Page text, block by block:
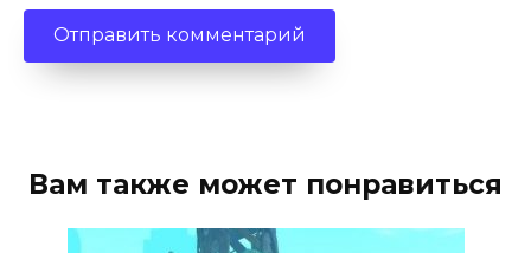
Вам также может понравиться